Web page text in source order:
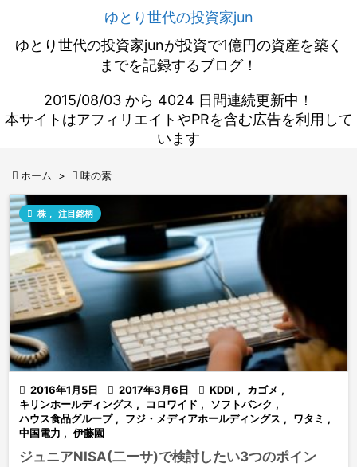
ゆとり世代の投資家jun
ゆとり世代の投資家junが投資で1億円の資産を築く
までを記録するブログ！
2015/08/03 から 4024 日間連続更新中！
本サイトはアフィリエイトやPRを含む広告を利用して
います
 ホーム >  味の素
 2016年1月5日  2017年3月6日
 株 , 注目銘柄
 KDDI , カゴメ ,
キリンホールディングス , コロワイド , ソフトバンク ,
ハウス食品グループ , フジ・メディアホールディングス , ワタミ ,
中国電力 , 伊藤園
ジュニアNISA(二ーサ)で検討したい3つのポイン